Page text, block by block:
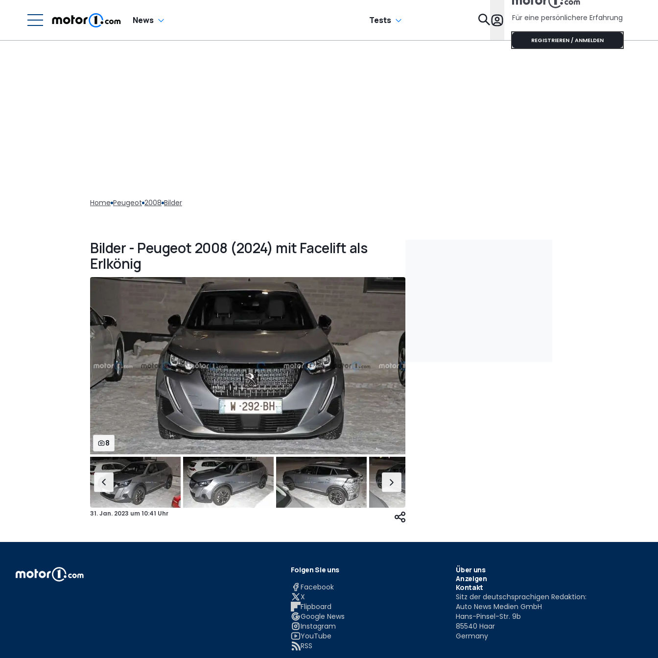
News Tests Specials
Für eine persönlichere Erfahrung
REGISTRIEREN / ANMELDEN
Home Peugeot 2008 Bilder
Bilder - Peugeot 2008 (2024) mit Facelift als
Erlkönig
8
31. Jan. 2023 um10:41 Uhr
Folgen Sie uns
Facebook
X
Flipboard
Google News
Instagram
YouTube
RSS
Über uns
Anzeigen
Kontakt
Sitz der deutschsprachigen Redaktion:
Auto News Medien GmbH
Hans-Pinsel-Str. 9b
85540 Haar
Germany